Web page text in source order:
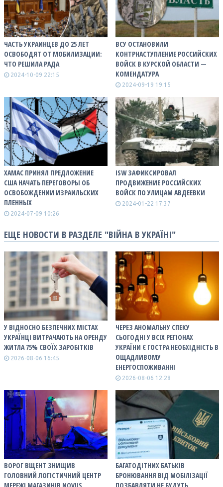
ЧАСТЬ УКРАИНЦЕВ ДО 25 ЛЕТ
ОСВОБОДЯТ ОТ МОБИЛИЗАЦИИ:
ЧТО РЕШИЛА РАДА
2024-10-09 22:15
ВСУ ОСТАНОВИЛИ
КОНТРНАСТУПЛЕНИЕ РОССИЙСКИХ
ВОЙСК В КУРСКОЙ ОБЛАСТИ —
КОМЕНДАТУРА
2024-09-19 19:15
ХАМАС ПРИНЯЛ ПРЕДЛОЖЕНИЕ
США НАЧАТЬ ПЕРЕГОВОРЫ ОБ
ОСВОБОЖДЕНИИ ИЗРАИЛЬСКИХ
ПЛЕННЫХ
2024-07-09 10:26
ISW ЗАФИКСИРОВАЛ
ПРОДВИЖЕНИЕ РОССИЙСКИХ
ВОЙСК ПО УЛИЦАМ АВДЕЕВКИ
2024-01-22 17:37
ЕЩЕ НОВОСТИ В РАЗДЕЛЕ "ВІЙНА В УКРАЇНІ"
У ВІДНОСНО БЕЗПЕЧНИХ МІСТАХ
УКРАЇНЦІ ВИТРАЧАЮТЬ НА ОРЕНДУ
ЖИТЛА 75% СВОЇХ ЗАРОБІТКІВ
2026-08-06 16:45
ЧЕРЕЗ АНОМАЛЬНУ СПЕКУ
СЬОГОДНІ У ВСІХ РЕГІОНАХ
УКРАЇНИ Є ГОСТРА НЕОБХІДНІСТЬ В
ОЩАДЛИВОМУ
ЕНЕРГОСПОЖИВАННІ
2026-08-06 12:28
ВОРОГ ВЩЕНТ ЗНИЩИВ
ГОЛОВНИЙ ЛОГІСТИЧНИЙ ЦЕНТР
БАГАТОДІТНИХ БАТЬКІВ
БРОНЮВАННЯ ВІД МОБІЛІЗАЦІЇ